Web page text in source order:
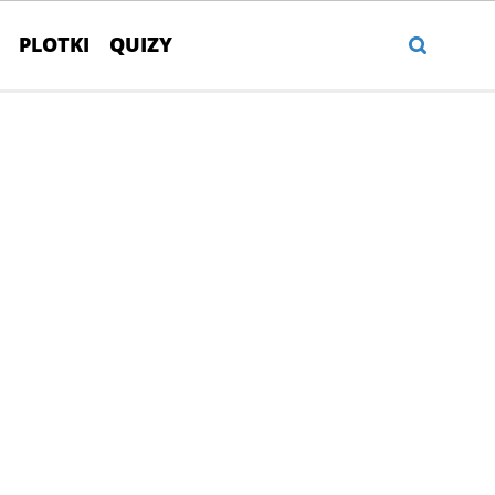
PLOTKI QUIZY